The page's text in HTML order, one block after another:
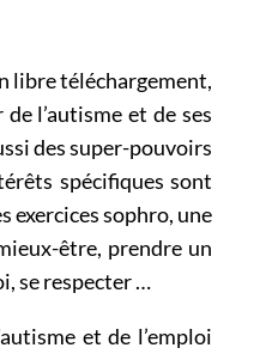
libre téléchargement,
l’autisme et de ses
des super-pouvoirs
spécifiques sont
exercices sophro, une
être, prendre un
se respecter …
et de l’emploi